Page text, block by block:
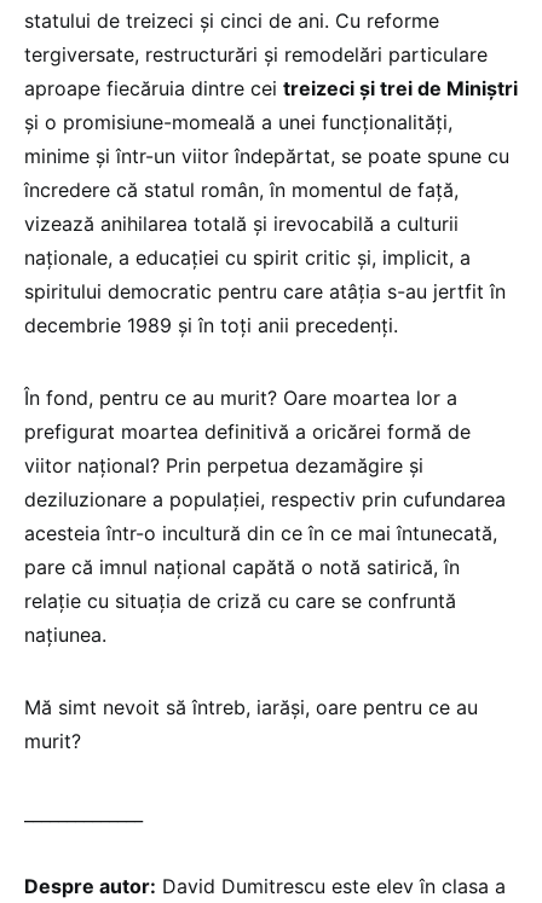
statului de treizeci și cinci de ani. Cu reforme
tergiversate, restructurări și remodelări particulare
aproape fiecăruia dintre cei treizeci și trei de Miniștri
și o promisiune-momeală a unei funcționalități,
minime și într-un viitor îndepărtat, se poate spune cu
încredere că statul român, în momentul de față,
vizează anihilarea totală și irevocabilă a culturii
naționale, a educației cu spirit critic și, implicit, a
spiritului democratic pentru care atâția s-au jertfit în
decembrie 1989 și în toți anii precedenți.
În fond, pentru ce au murit? Oare moartea lor a
prefigurat moartea definitivă a oricărei formă de
viitor național? Prin perpetua dezamăgire și
deziluzionare a populației, respectiv prin cufundarea
acesteia într-o incultură din ce în ce mai întunecată,
pare că imnul național capătă o notă satirică, în
relație cu situația de criză cu care se confruntă
națiunea.
Mă simt nevoit să întreb, iarăși, oare pentru ce au
murit?
Despre autor: David Dumitrescu este elev în clasa a